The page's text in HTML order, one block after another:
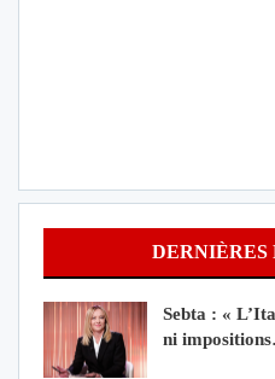
DERNIÈRES
Sebta : «
ni